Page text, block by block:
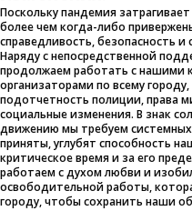
Поскольку пандемия
более чем когда-либо
справедливость, безопасность
Наряду с непосредственной
продолжаем работать с нашими
организаторами по всему
подотчетность полиции, права
социальные изменения. В знак
движению мы требуем
приняты, углубят способность
критическое время и за его
работаем с духом любви и
освободительной работы,
городу, чтобы сохранить наши